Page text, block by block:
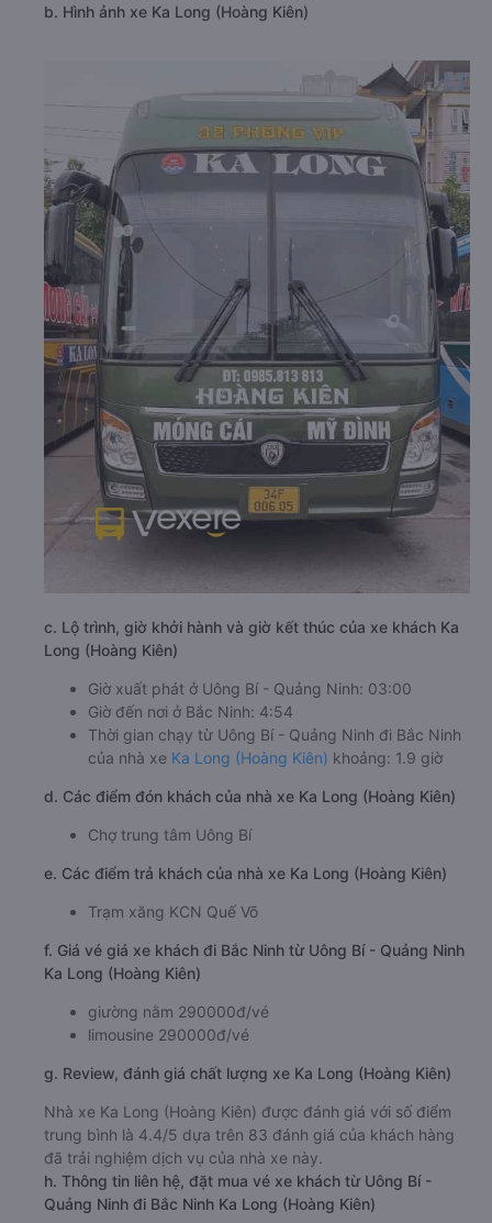
b. Hình ảnh xe Ka Long (Hoàng Kiên)
c. Lộ trình, giờ khởi hành và giờ kết thúc của xe khách Ka
Long (Hoàng Kiên)
Giờ xuất phát ở Uông Bí - Quảng Ninh: 03:00
Giờ đến nơi ở Bắc Ninh: 4:54
Thời gian chạy từ Uông Bí - Quảng Ninh đi Bắc Ninh
của nhà xe Ka Long (Hoàng Kiên) khoảng: 1.9 giờ
d. Các điểm đón khách của nhà xe Ka Long (Hoàng Kiên)
Chợ trung tâm Uông Bí
e. Các điểm trả khách của nhà xe Ka Long (Hoàng Kiên)
Trạm xăng KCN Quế Võ
f. Giá vé giá xe khách đi Bắc Ninh từ Uông Bí - Quảng Ninh
Ka Long (Hoàng Kiên)
giường nằm 290000đ/vé
limousine 290000đ/vé
g. Review, đánh giá chất lượng xe Ka Long (Hoàng Kiên)
Nhà xe Ka Long (Hoàng Kiên) được đánh giá với số điểm
trung bình là 4.4/5 dựa trên 83 đánh giá của khách hàng
đã trải nghiệm dịch vụ của nhà xe này.
h. Thông tin liên hệ, đặt mua vé xe khách từ Uông Bí -
Quảng Ninh đi Bắc Ninh Ka Long (Hoàng Kiên)